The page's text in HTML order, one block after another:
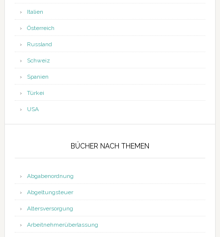
Italien
Österreich
Russland
Schweiz
Spanien
Türkei
USA
BÜCHER NACH THEMEN
Abgabenordnung
Abgeltungsteuer
Altersversorgung
Arbeitnehmerüberlassung